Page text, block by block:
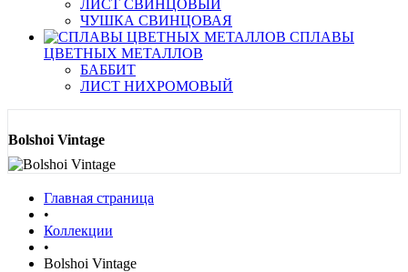
ЛИСТ СВИНЦОВЫЙ
ЧУШКА СВИНЦОВАЯ
СПЛАВЫ
ЦВЕТНЫХ МЕТАЛЛОВ
БАББИТ
ЛИСТ НИХРОМОВЫЙ
Bolshoi Vintage
Главная страница
•
Коллекции
•
Bolshoi Vintage